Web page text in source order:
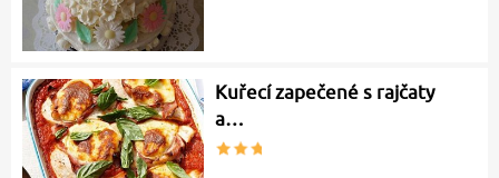
Kuřecí zapečené s rajčaty
a…